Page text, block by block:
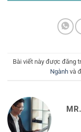
Bài viết này được đăng
Ngànhvà